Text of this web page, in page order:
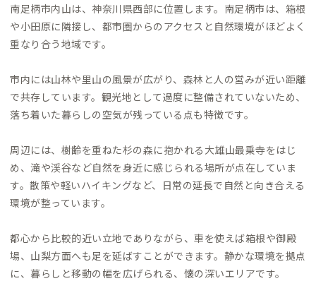
南足柄市内山は、神奈川県西部に位置します。南足柄市は、箱根
や小田原に隣接し、都市圏からのアクセスと自然環境がほどよく
重なり合う地域です。
市内には山林や里山の風景が広がり、森林と人の営みが近い距離
で共存しています。観光地として過度に整備されていないため、
落ち着いた暮らしの空気が残っている点も特徴です。
周辺には、樹齢を重ねた杉の森に抱かれる大雄山最乗寺をはじ
め、滝や渓谷など自然を身近に感じられる場所が点在していま
す。散策や軽いハイキングなど、日常の延長で自然と向き合える
環境が整っています。
都心から比較的近い立地でありながら、車を使えば箱根や御殿
場、山梨方面へも足を延ばすことができます。静かな環境を拠点
に、暮らしと移動の幅を広げられる、懐の深いエリアです。